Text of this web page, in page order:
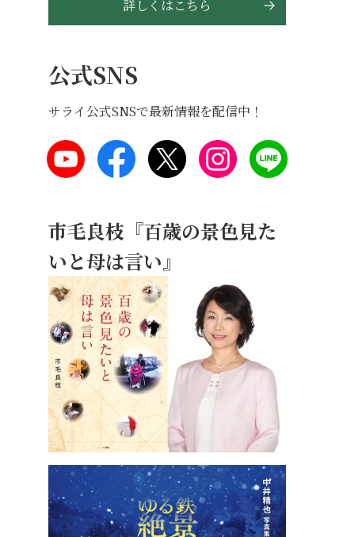
詳しくはこちら
公式SNS
サライ公式SNSで最新情報を配信中！
市毛良枝『百歳の景色見た
いと母は言い』